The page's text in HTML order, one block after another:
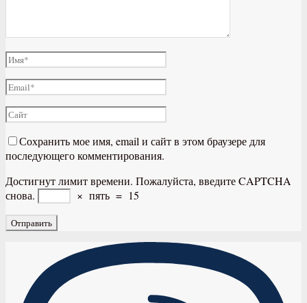
Сохранить мое имя, email и сайт в этом браузере для
последующего комментирования.
Достигнут лимит времени. Пожалуйста, введите CAPTCHA
снова.
× пять = 15